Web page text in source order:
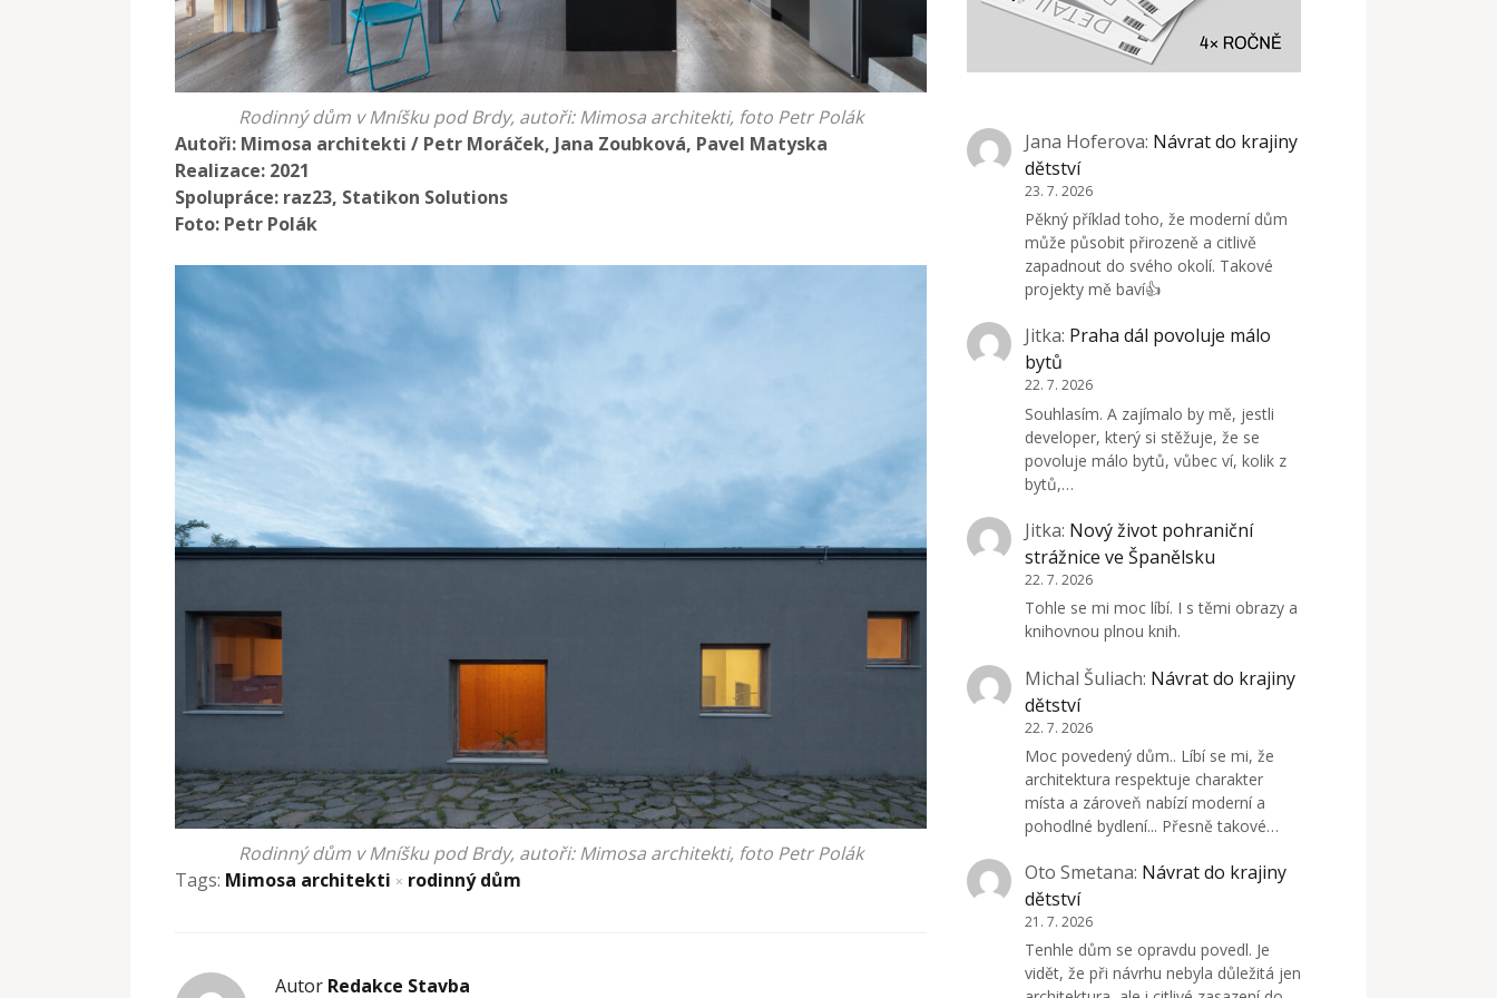
Rodinný dům v Mníšku pod Brdy, autoři: Mimosa architekti, foto Petr Polák
Autoři: Mimosa architekti / Petr Moráček, Jana Zoubková, Pavel Matyska
Realizace: 2021
Spolupráce: raz23, Statikon Solutions
Foto: Petr Polák
Rodinný dům v Mníšku pod Brdy, autoři: Mimosa architekti, foto Petr Polák
Tags: Mimosa architekti × rodinný dům
Autor Redakce Stavba
Jana Hoferova: Návrat do krajiny
dětství
23. 7. 2026
Pěkný příklad toho, že moderní dům
může působit přirozeně a citlivě
zapadnout do svého okolí. Takové
projekty mě baví👍
Jitka: Praha dál povoluje málo
bytů
22. 7. 2026
Souhlasím. A zajímalo by mě, jestli
developer, který si stěžuje, že se
povoluje málo bytů, vůbec ví, kolik z
bytů,…
Jitka: Nový život pohraniční
strážnice ve Španělsku
22. 7. 2026
Tohle se mi moc líbí. I s těmi obrazy a
knihovnou plnou knih.
Michal Šuliach: Návrat do krajiny
dětství
22. 7. 2026
Moc povedený dům.. Líbí se mi, že
architektura respektuje charakter
místa a zároveň nabízí moderní a
pohodlné bydlení... Přesně takové…
Oto Smetana: Návrat do krajiny
dětství
21. 7. 2026
Tenhle dům se opravdu povedl. Je
vidět, že při návrhu nebyla důležitá jen